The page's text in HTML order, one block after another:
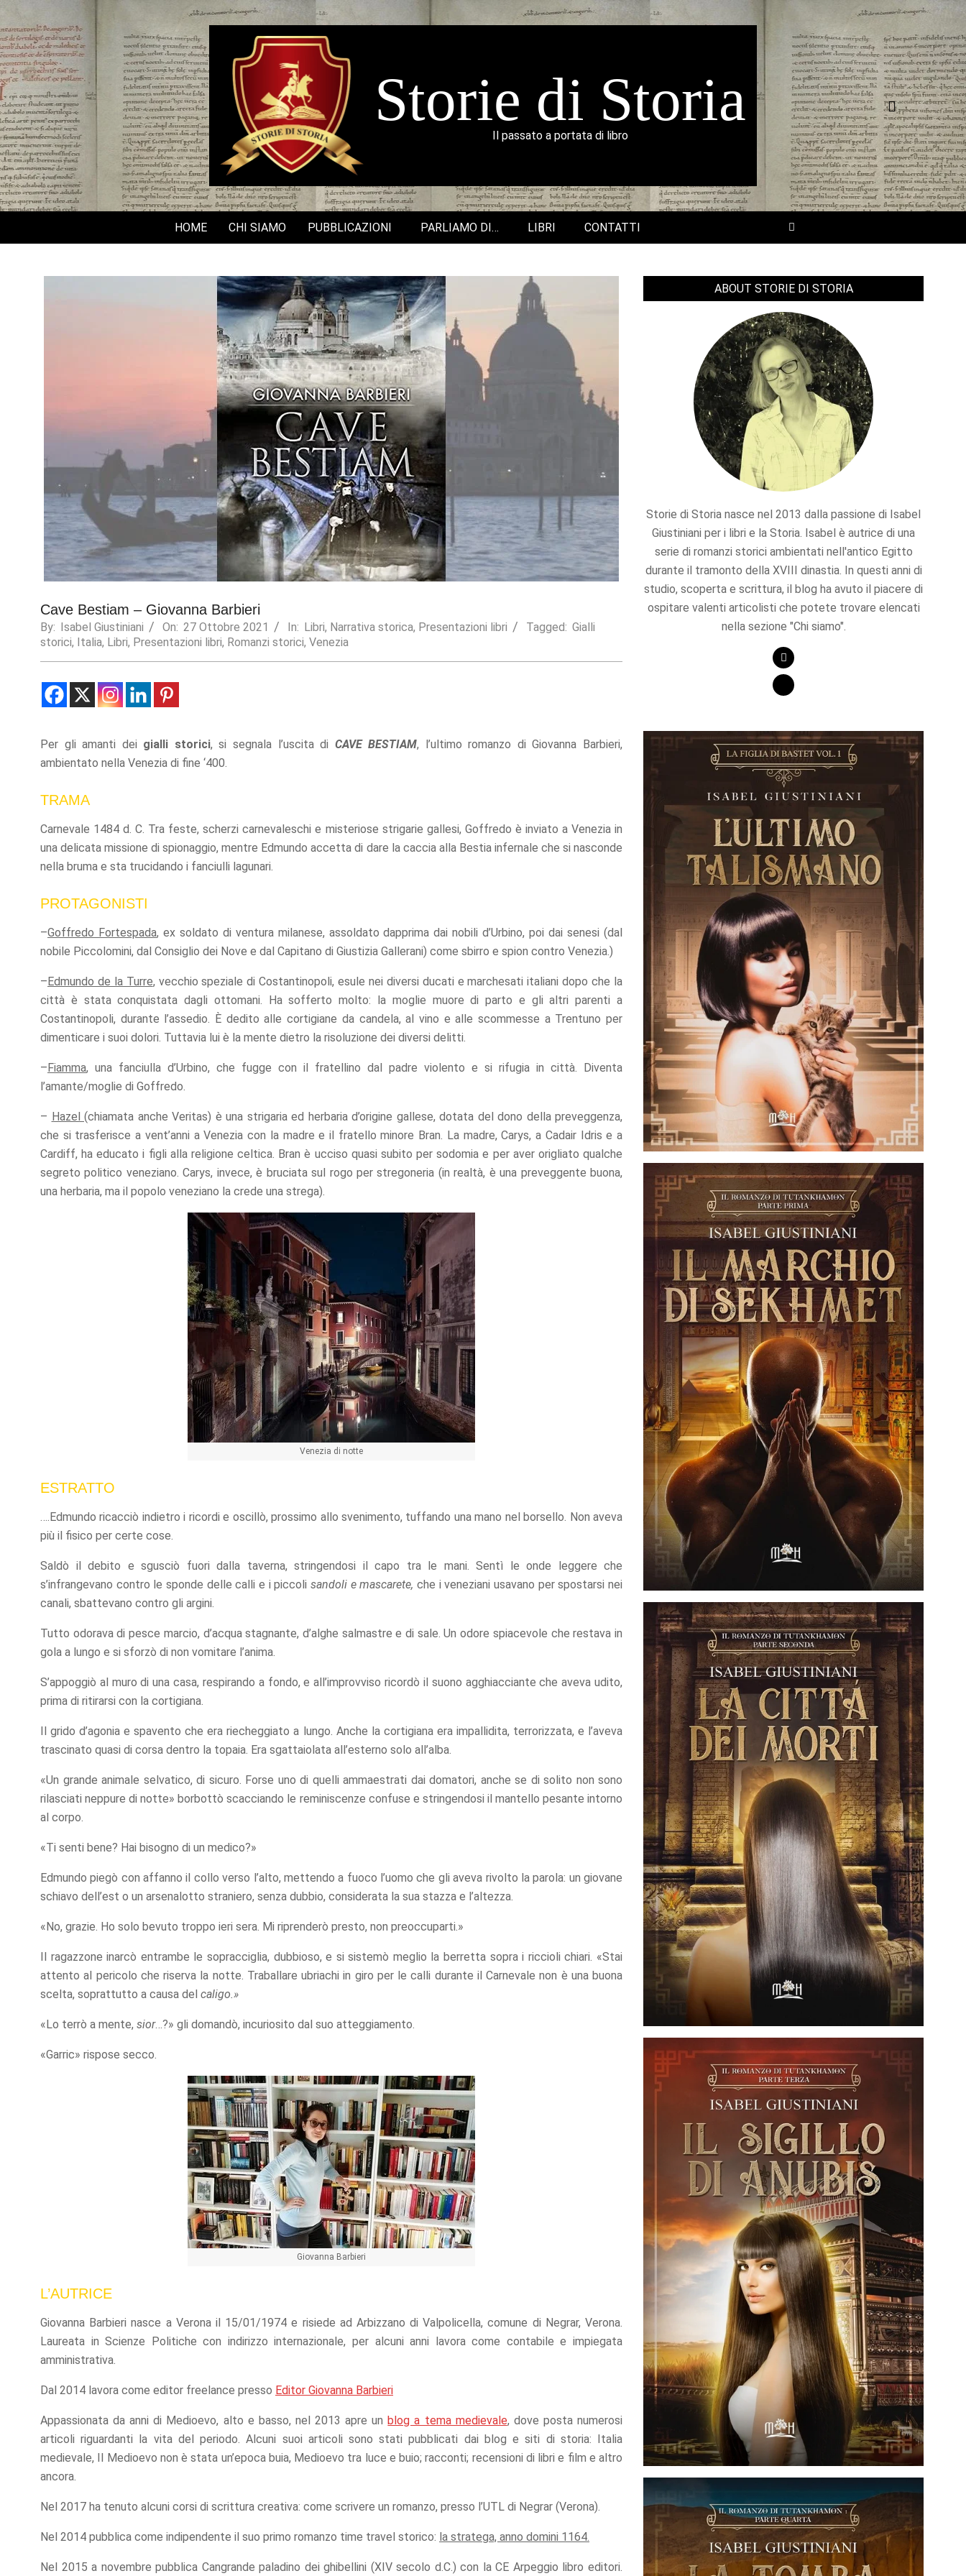
to
content
Storie di Storia
Il passato a portata di libro
Search
Secondary
Menu
HOME CHI SIAMO PUBBLICAZIONI PARLIAMO DI… LIBRI CONTATTI SEARCH
Cave Bestiam – Giovanna Barbieri
By: Isabel Giustiniani On: 27 Ottobre 2021 In: Libri, Narrativa storica, Presentazioni libri Tagged: Gialli
storici, Italia, Libri, Presentazioni libri, Romanzi storici, Venezia
Per gli amanti dei gialli storici, si segnala l’uscita di CAVE BESTIAM, l’ultimo romanzo di Giovanna Barbieri,
ambientato nella Venezia di fine ‘400.
TRAMA
Carnevale 1484 d. C. Tra feste, scherzi carnevaleschi e misteriose strigarie gallesi, Goffredo è inviato a Venezia in
una delicata missione di spionaggio, mentre Edmundo accetta di dare la caccia alla Bestia infernale che si nasconde
nella bruma e sta trucidando i fanciulli lagunari.
PROTAGONISTI
–Goffredo Fortespada, ex soldato di ventura milanese, assoldato dapprima dai nobili d’Urbino, poi dai senesi (dal
nobile Piccolomini, dal Consiglio dei Nove e dal Capitano di Giustizia Gallerani) come sbirro e spion contro Venezia.)
–Edmundo de la Turre, vecchio speziale di Costantinopoli, esule nei diversi ducati e marchesati italiani dopo che la
città è stata conquistata dagli ottomani. Ha sofferto molto: la moglie muore di parto e gli altri parenti a
Costantinopoli, durante l’assedio. È dedito alle cortigiane da candela, al vino e alle scommesse a Trentuno per
dimenticare i suoi dolori. Tuttavia lui è la mente dietro la risoluzione dei diversi delitti.
–Fiamma, una fanciulla d’Urbino, che fugge con il fratellino dal padre violento e si rifugia in città. Diventa
l’amante/moglie di Goffredo.
– Hazel (chiamata anche Veritas) è una strigaria ed herbaria d’origine gallese, dotata del dono della preveggenza,
che si trasferisce a vent’anni a Venezia con la madre e il fratello minore Bran. La madre, Carys, a Cadair Idris e a
Cardiff, ha educato i figli alla religione celtica. Bran è ucciso quasi subito per sodomia e per aver origliato qualche
segreto politico veneziano. Carys, invece, è bruciata sul rogo per stregoneria (in realtà, è una preveggente buona,
una herbaria, ma il popolo veneziano la crede una strega).
Venezia di notte
ESTRATTO
….Edmundo ricacciò indietro i ricordi e oscillò, prossimo allo svenimento, tuffando una mano nel borsello. Non aveva
più il fisico per certe cose.
Saldò il debito e sgusciò fuori dalla taverna, stringendosi il capo tra le mani. Sentì le onde leggere che
s’infrangevano contro le sponde delle calli e i piccoli sandoli e mascarete, che i veneziani usavano per spostarsi nei
canali, sbattevano contro gli argini.
Tutto odorava di pesce marcio, d’acqua stagnante, d’alghe salmastre e di sale. Un odore spiacevole che restava in
gola a lungo e si sforzò di non vomitare l’anima.
S’appoggiò al muro di una casa, respirando a fondo, e all’improvviso ricordò il suono agghiacciante che aveva udito,
prima di ritirarsi con la cortigiana.
Il grido d’agonia e spavento che era riecheggiato a lungo. Anche la cortigiana era impallidita, terrorizzata, e l’aveva
trascinato quasi di corsa dentro la topaia. Era sgattaiolata all’esterno solo all’alba.
«Un grande animale selvatico, di sicuro. Forse uno di quelli ammaestrati dai domatori, anche se di solito non sono
rilasciati neppure di notte» borbottò scacciando le reminiscenze confuse e stringendosi il mantello pesante intorno
al corpo.
«Ti senti bene? Hai bisogno di un medico?»
Edmundo piegò con affanno il collo verso l’alto, mettendo a fuoco l’uomo che gli aveva rivolto la parola: un giovane
schiavo dell’est o un arsenalotto straniero, senza dubbio, considerata la sua stazza e l’altezza.
«No, grazie. Ho solo bevuto troppo ieri sera. Mi riprenderò presto, non preoccuparti.»
Il ragazzone inarcò entrambe le sopracciglia, dubbioso, e si sistemò meglio la berretta sopra i riccioli chiari. «Stai
attento al pericolo che riserva la notte. Traballare ubriachi in giro per le calli durante il Carnevale non è una buona
scelta, soprattutto a causa del caligo.»
«Lo terrò a mente, sior…?» gli domandò, incuriosito dal suo atteggiamento.
«Garric» rispose secco.
Giovanna Barbieri
L’AUTRICE
Giovanna Barbieri nasce a Verona il 15/01/1974 e risiede ad Arbizzano di Valpolicella, comune di Negrar, Verona.
Laureata in Scienze Politiche con indirizzo internazionale, per alcuni anni lavora come contabile e impiegata
amministrativa.
Dal 2014 lavora come editor freelance presso Editor Giovanna Barbieri
Appassionata da anni di Medioevo, alto e basso, nel 2013 apre unblog a tema medievale, dove posta numerosi
articoli riguardanti la vita del periodo. Alcuni suoi articoli sono stati pubblicati dai blog e siti di storia: Italia
medievale, Il Medioevo non è stata un’epoca buia, Medioevo tra luce e buio; racconti; recensioni di libri e film e altro
ancora.
Nel 2017 ha tenuto alcuni corsi di scrittura creativa: come scrivere un romanzo, presso l’UTL di Negrar (Verona).
Nel 2014 pubblica come indipendente il suo primo romanzo time travel storico: la stratega, anno domini 1164.
Nel 2015 a novembre pubblica Cangrande paladino dei ghibellini (XIV secolo d.C.) con la CE Arpeggio libro editori.
ABOUT STORIE DI STORIA
Storie di Storia nasce nel 2013 dalla passione di Isabel
Giustiniani per i libri e la Storia. Isabel è autrice di una
serie di romanzi storici ambientati nell'antico Egitto
durante il tramonto della XVIII dinastia. In questi anni di
studio, scoperta e scrittura, il blog ha avuto il piacere di
ospitare valenti articolisti che potete trovare elencati
nella sezione "Chi siamo".
Necessary
These
cookies are
optional.
They are
the website
to function.
Statistics
In order for
us to
improve the
structure,
website is
Experience
to perform
possible
during your
refuse these
cookies,
some
functionality
disappear
website.
Marketing
By sharing
your
interests
behavior as